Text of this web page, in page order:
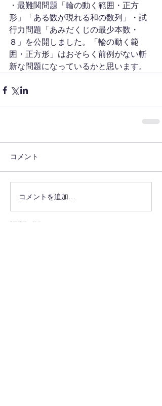
・最難関問題「輪の動く範囲・正方
形」「ある数が現れる和の数列」・試
行力問題「あみだくじの最少本数・
８」を公開しました。「輪の動く範
囲・正方形」はおそらく前例がない斬
新な問題になっているかと思います。
コメント
コメントを追加…